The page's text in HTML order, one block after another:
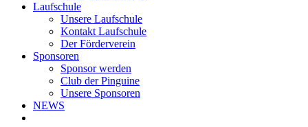
Laufschule
Unsere Laufschule
Kontakt Laufschule
Der Förderverein
Sponsoren
Sponsor werden
Club der Pinguine
Unsere Sponsoren
NEWS